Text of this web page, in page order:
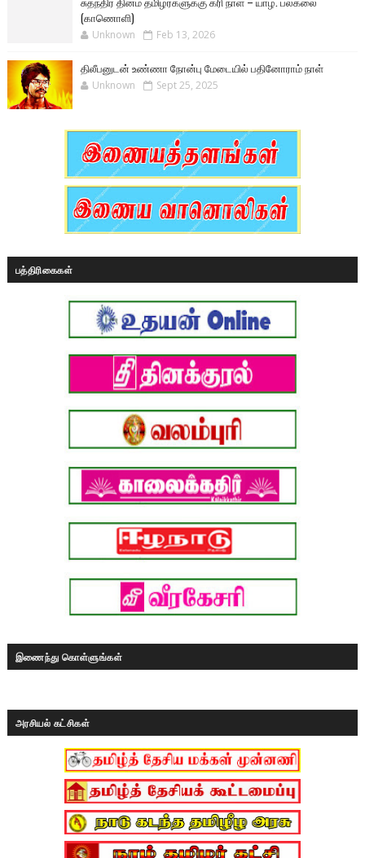
(காணொளி)
Unknown Feb 13, 2026
திலீபனுடன் உண்ணா நோன்பு மேடையில் பதினோராம் நாள்
Unknown Sept 25, 2025
பத்திரிகைகள்
இணைந்து கொள்ளுங்கள்
அரசியல் கட்சிகள்